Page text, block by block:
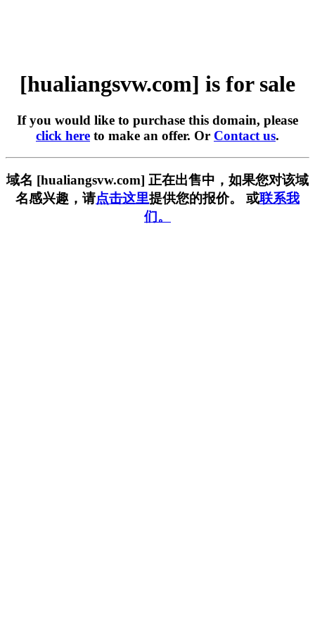
[hualiangsvw.com] is for sale
If you would like to purchase this domain, please
click here to make an offer. Or Contact us.
域名 [hualiangsvw.com] 正在出售中，如果您对该域
名感兴趣，请点击这里提供您的报价。 或联系我
们。